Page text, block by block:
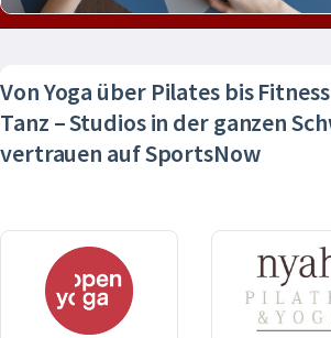
Von Yoga über Pilates bis
Tanz – Studios in der ganzen
vertrauen auf SportsNow